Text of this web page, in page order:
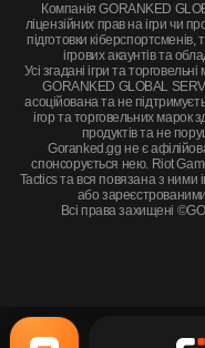
Компанія GORANKED
ліцензійних прав на ігри чи
підготовки
ігрових акаунтів та
Усі згадані ігри та
GORANKED GLOBAL
асоційована та не
ігор та торговельних марок
продуктів та не
Goranked.gg не є
спонсорується нею. Riot
Tactics та вся повязана з ними
або
Всі права захищені